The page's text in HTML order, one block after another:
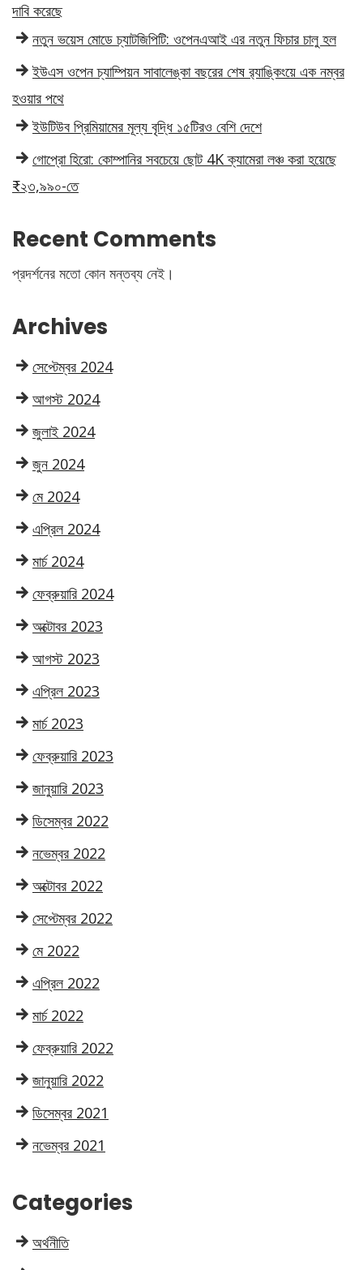
দাবি করেছে
নতুন ভয়েস মোডে চ্যাটজিপিটি: ওপেনএআই এর নতুন ফিচার চালু হল
ইউএস ওপেন চ্যাম্পিয়ন সাবালেঙ্কা বছরের শেষ র‍্যাঙ্কিংয়ে এক নম্বর
হওয়ার পথে
ইউটিউব প্রিমিয়ামের মূল্য বৃদ্ধি ১৫টিরও বেশি দেশে
গোপ্রো হিরো: কোম্পানির সবচেয়ে ছোট 4K ক্যামেরা লঞ্চ করা হয়েছে
₹২৩,৯৯০-তে
Recent Comments
প্রদর্শনের মতো কোন মন্তব্য নেই।
Archives
সেপ্টেম্বর 2024
আগস্ট 2024
জুলাই 2024
জুন 2024
মে 2024
এপ্রিল 2024
মার্চ 2024
ফেব্রুয়ারি 2024
অক্টোবর 2023
আগস্ট 2023
এপ্রিল 2023
মার্চ 2023
ফেব্রুয়ারি 2023
জানুয়ারি 2023
ডিসেম্বর 2022
নভেম্বর 2022
অক্টোবর 2022
সেপ্টেম্বর 2022
মে 2022
এপ্রিল 2022
মার্চ 2022
ফেব্রুয়ারি 2022
জানুয়ারি 2022
ডিসেম্বর 2021
নভেম্বর 2021
Categories
অর্থনীতি